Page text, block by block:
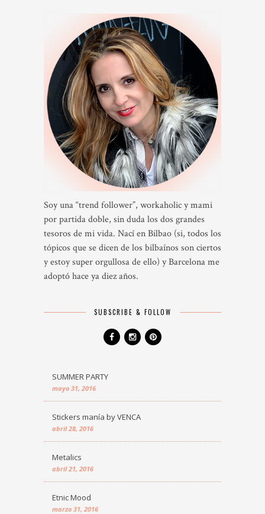
Soy una “trend follower”, workaholic y mami
por partida doble, sin duda los dos grandes
tesoros de mi vida. Nací en Bilbao (si, todos los
tópicos que se dicen de los bilbaínos son ciertos
y estoy super orgullosa de ello) y Barcelona me
adoptó hace ya diez años.
SUBSCRIBE & FOLLOW
SUMMER PARTY
mayo 31, 2016
Stickers manía by VENCA
abril 28, 2016
Metalics
abril 21, 2016
Etnic Mood
marzo 31, 2016